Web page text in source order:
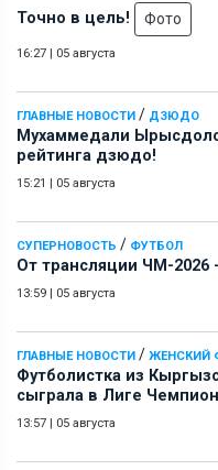
Точно в цель! Фото
16:27 | 05 августа
ГЛАВНЫЕ НОВОСТИ / ДЗЮДО
Мухаммедали
рейтинга дзюдо!
15:21 | 05 августа
СУПЕРНОВОСТЬ / ФУТБОЛ
От трансляции ЧМ-2026
13:59 | 05 августа
ГЛАВНЫЕ НОВОСТИ / ЖЕНСКИЙ
Футболистка из
сыграла в Лиге
13:57 | 05 августа